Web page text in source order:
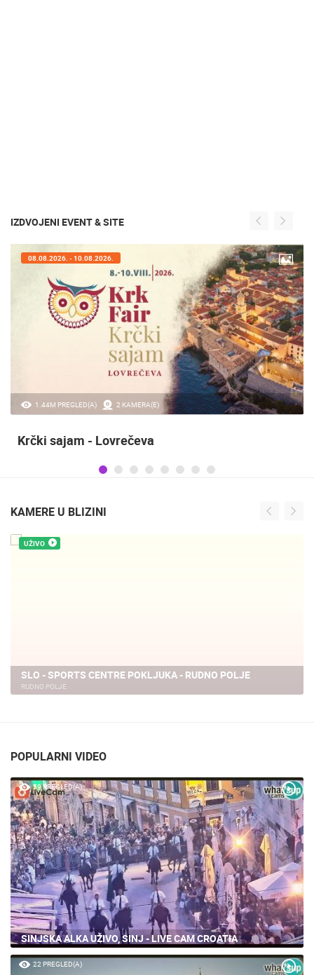
IZDVOJENI EVENT & SITE
20.97K PREGLED(A) 2 KAMERA(E)
07.08.2026. - 09.08.2026.
Sinjska alka
KAMERE U BLIZINI
UŽIVO
SLO - BLED PANORAMA JEZERA
BLED
POPULARNI VIDEO
59 PREGLED(A)
SINJSKA ALKA UŽIVO, SINJ - LIVE CAM CROATIA
22 PREGLED(A)